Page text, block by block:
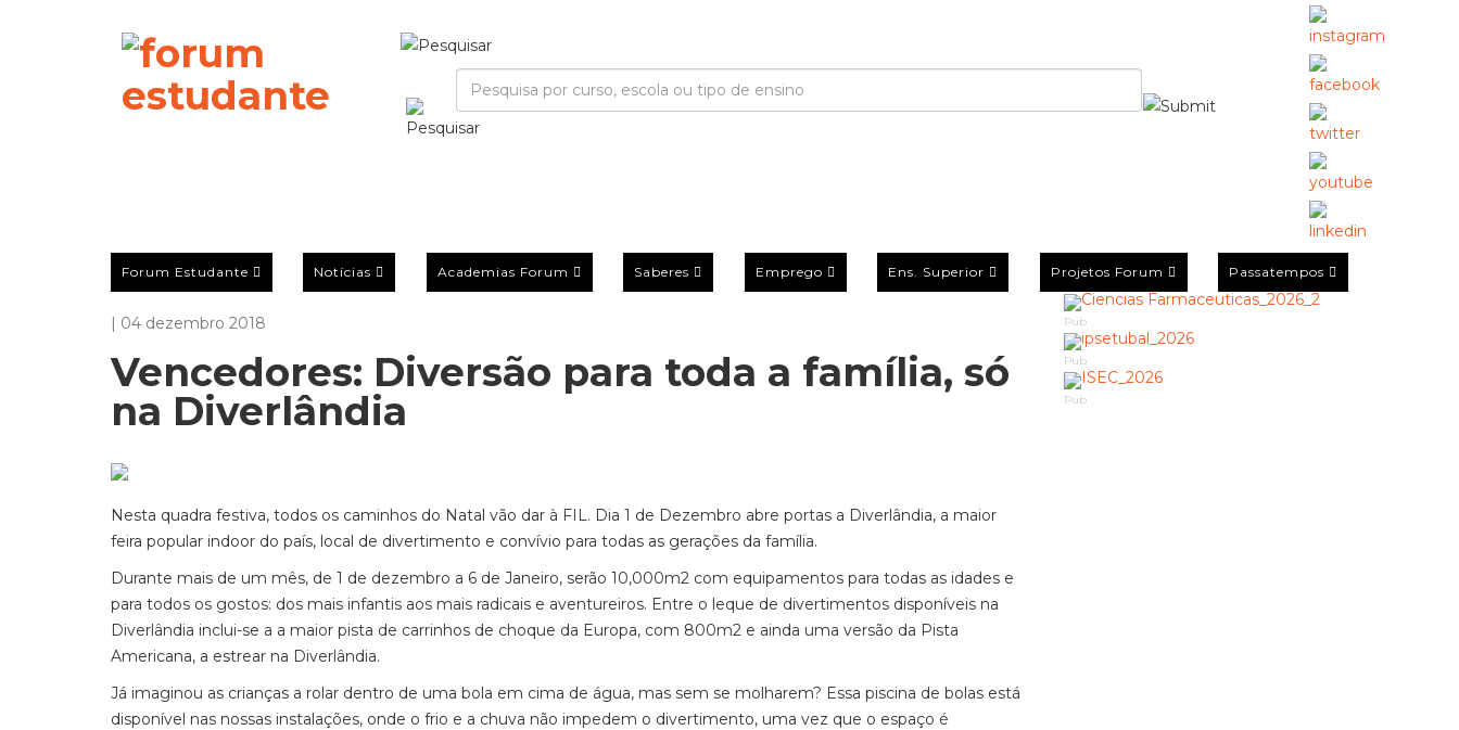
Forum Estudante Notícias Academias Forum Saberes Emprego Ens. Superior Projetos Forum Passatempos
| 04 dezembro 2018
Vencedores: Diversão para toda a família, só
na Diverlândia
Nesta quadra festiva, todos os caminhos do Natal vão dar à FIL. Dia 1 de Dezembro abre portas a Diverlândia, a maior
feira popular indoor do país, local de divertimento e convívio para todas as gerações da família.
Durante mais de um mês, de 1 de dezembro a 6 de Janeiro, serão 10,000m2 com equipamentos para todas as idades e
para todos os gostos: dos mais infantis aos mais radicais e aventureiros. Entre o leque de divertimentos disponíveis na
Diverlândia inclui-se a a maior pista de carrinhos de choque da Europa, com 800m2 e ainda uma versão da Pista
Americana, a estrear na Diverlândia.
Já imaginou as crianças a rolar dentro de uma bola em cima de água, mas sem se molharem? Essa piscina de bolas está
disponível nas nossas instalações, onde o frio e a chuva não impedem o divertimento, uma vez que o espaço é
Pub
Pub
Pub